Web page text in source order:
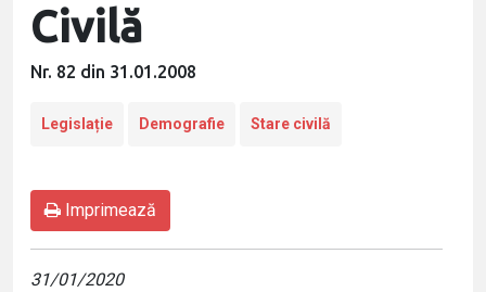
Civilă
Nr. 82 din 31.01.2008
Legislație Demografie Stare civilă
Imprimează
31/01/2020